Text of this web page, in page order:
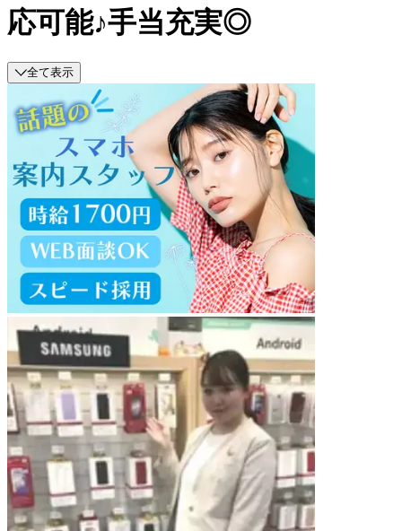
応可能♪手当充実◎
全て表示